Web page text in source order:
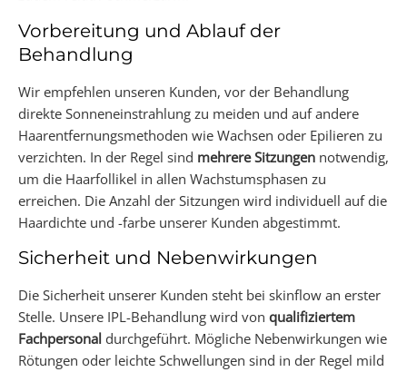
Vorbereitung und Ablauf der
Behandlung
Wir empfehlen unseren Kunden, vor der Behandlung
direkte Sonneneinstrahlung zu meiden und auf andere
Haarentfernungsmethoden wie Wachsen oder Epilieren zu
verzichten. In der Regel sind mehrere Sitzungen notwendig,
um die Haarfollikel in allen Wachstumsphasen zu
erreichen. Die Anzahl der Sitzungen wird individuell auf die
Haardichte und -farbe unserer Kunden abgestimmt.
Sicherheit und Nebenwirkungen
Die Sicherheit unserer Kunden steht bei skinflow an erster
Stelle. Unsere IPL-Behandlung wird von qualifiziertem
Fachpersonal durchgeführt. Mögliche Nebenwirkungen wie
Rötungen oder leichte Schwellungen sind in der Regel mild